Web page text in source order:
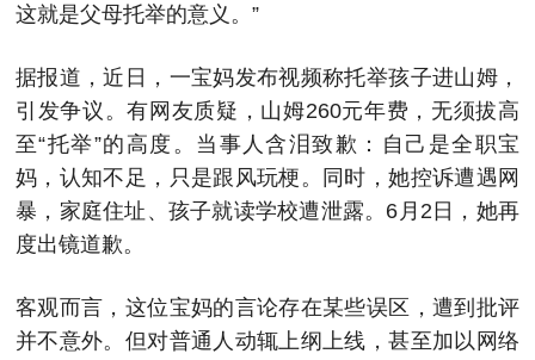
这就是父母托举的意义。”
据报道，近日，一宝妈发布视频称托举孩子进山姆，
引发争议。有网友质疑，山姆260元年费，无须拔高
至“托举”的高度。当事人含泪致歉：自己是全职宝
妈，认知不足，只是跟风玩梗。同时，她控诉遭遇网
暴，家庭住址、孩子就读学校遭泄露。6月2日，她再
度出镜道歉。
客观而言，这位宝妈的言论存在某些误区，遭到批评
并不意外。但对普通人动辄上纲上线，甚至加以网络